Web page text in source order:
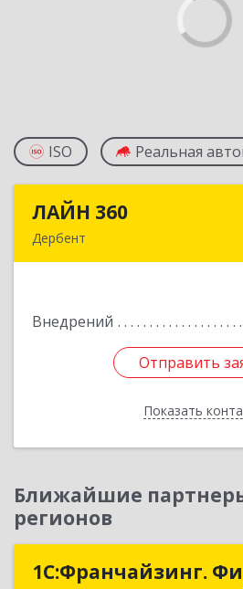
ISO Реальная
ЛАЙН 360
Дербент
Внедрений
Отправить
Показать
Отправить
Назад
Ближайшие
регионов
1С:Франчайзинг.
1С:Франчайзинг.